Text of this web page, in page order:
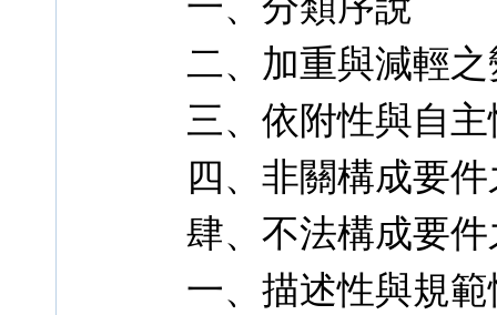
二、加重與減輕
三、依附性與自
四、非關構成要
肆、不法構成要
一、描述性與規